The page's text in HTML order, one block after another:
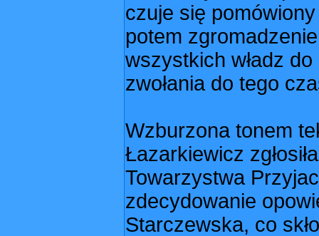
czuje się
potem
wszystkich władz
zwołania do tego
Wzburzona tonem
Łazarkiewicz
Towarzystwa
zdecydowanie
Starczewska, co